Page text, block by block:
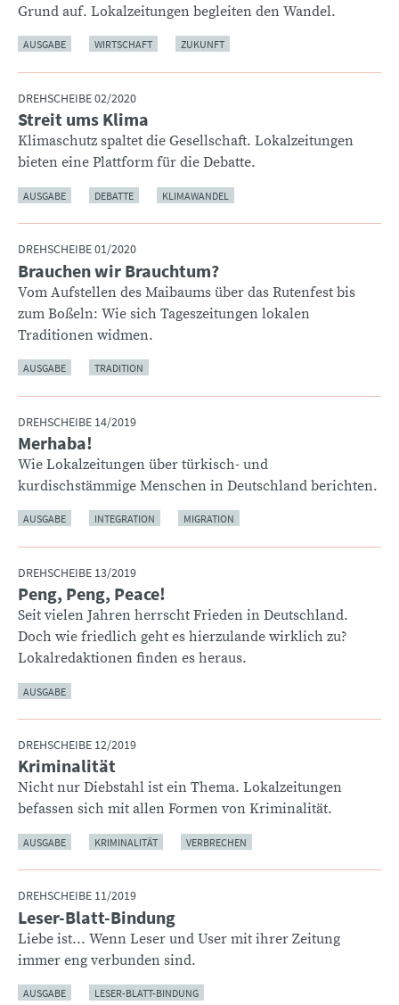
Grund auf. Lokalzeitungen begleiten den Wandel.
AUSGABE WIRTSCHAFT ZUKUNFT
DREHSCHEIBE 02/2020
:Streit ums Klima
Klimaschutz spaltet die Gesellschaft. Lokalzeitungen
bieten eine Plattform für die Debatte.
AUSGABE DEBATTE KLIMAWANDEL
DREHSCHEIBE 01/2020
:Brauchen wir Brauchtum?
Vom Aufstellen des Maibaums über das Rutenfest bis
zum Boßeln: Wie sich Tageszeitungen lokalen
Traditionen widmen.
AUSGABE TRADITION
DREHSCHEIBE 14/2019
:Merhaba!
Wie Lokalzeitungen über türkisch- und
kurdischstämmige Menschen in Deutschland berichten.
AUSGABE INTEGRATION MIGRATION
DREHSCHEIBE 13/2019
:Peng, Peng, Peace!
Seit vielen Jahren herrscht Frieden in Deutschland.
Doch wie friedlich geht es hierzulande wirklich zu?
Lokalredaktionen finden es heraus.
AUSGABE
DREHSCHEIBE 12/2019
:Kriminalität
Nicht nur Diebstahl ist ein Thema. Lokalzeitungen
befassen sich mit allen Formen von Kriminalität.
AUSGABE KRIMINALITÄT VERBRECHEN
DREHSCHEIBE 11/2019
:Leser-Blatt-Bindung
Liebe ist... Wenn Leser und User mit ihrer Zeitung
immer eng verbunden sind.
AUSGABE LESER-BLATT-BINDUNG